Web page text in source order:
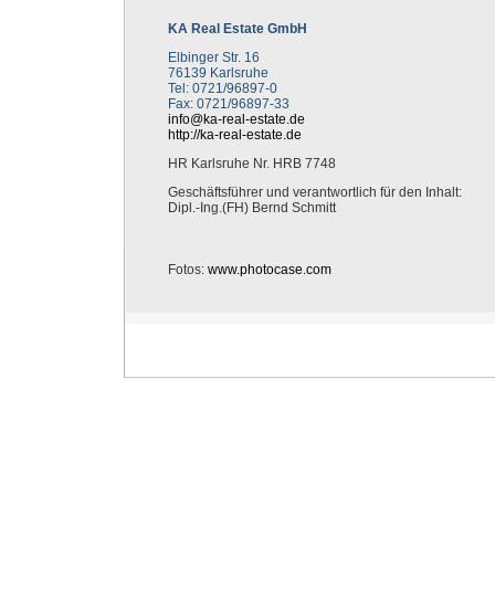
KA Real Estate GmbH
Elbinger Str. 16
76139 Karlsruhe
Tel: 0721/96897-0
Fax: 0721/96897-33
info@ka-real-estate.de
http://ka-real-estate.de
HR Karlsruhe Nr. HRB 7748
Geschäftsführer und verantwortlich für den Inhalt:
Dipl.-Ing.(FH) Bernd Schmitt
Fotos: www.photocase.com